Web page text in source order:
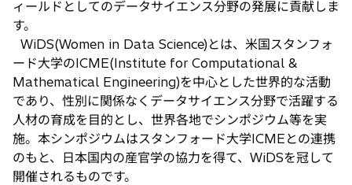
ィールドとしてのデータサイエンス分野の発展に貢献しま
す。
WiDS(Women in Data Science)とは、米国スタンフォ
ード大学のICME(Institute for Computational &
Mathematical Engineering)を中心とした世界的な活動
であり、性別に関係なくデータサイエンス分野で活躍する
人材の育成を目的とし、世界各地でシンポジウム等を実
施。本シンポジウムはスタンフォード大学ICMEとの連携
のもと、日本国内の産官学の協力を得て、WiDSを冠して
開催されるものです。